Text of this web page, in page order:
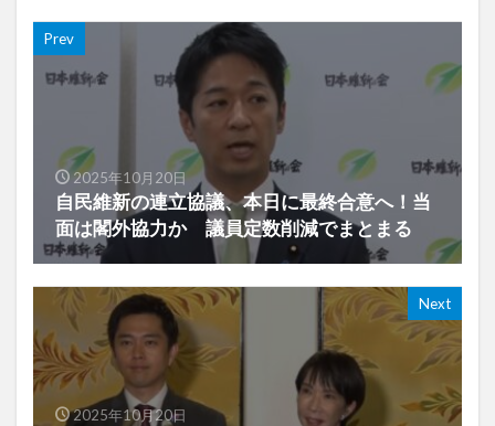
Prev
2025年10月20日
自民維新の連立協議、本日に最終合意へ！当
面は閣外協力か 議員定数削減でまとまる
Next
2025年10月20日